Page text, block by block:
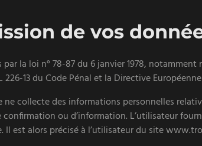
de vos
la loi n° 78-87 du 6 janvier 1978,
13 du Code Pénal et la Directive
collecte des informations personnelles
ou d’information. L’utilisateur
est alors précisé à l’utilisateur du site